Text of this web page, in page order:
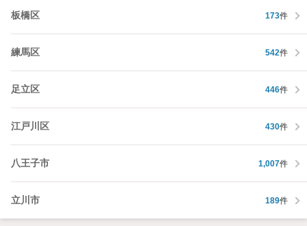
板橋区 173件
練馬区 542件
足立区 446件
江戸川区 430件
八王子市 1,007件
立川市 189件